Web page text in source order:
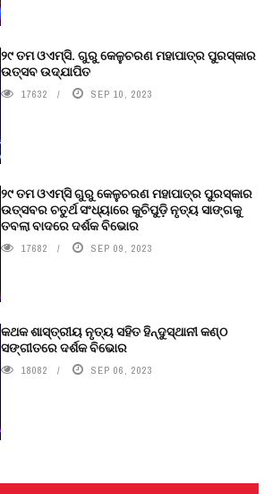
୨୯ ତମ ଓଏମ୍‌ସି. ଗୁରୁ କେଳୁଚରଣ ମହାପାତ୍ର ପୁରସ୍କାର
ଉତ୍ସବ ଉଦ୍‍ଯାପିତ
17632 SEP 10, 2023
୨୯ ତମ ଓଏମ୍‌ସି ଗୁରୁ କେଳୁଚରଣ ମହାପାତ୍ର ପୁରସ୍କାର
ଉତ୍ସବର ଚତୁର୍ଥ ସଂଧ୍ୟାରେ କୁଚିପୁଡ଼ି ନୃତ୍ୟ ସାଙ୍ଗକୁ
ତବଲା ବାଦରେ ଦର୍ଶକ ବିଭୋର
17682 SEP 09, 2023
କଥକ ଶାସ୍ତ୍ରୀୟ ନୃତ୍ୟ ସହିତ ହିନ୍ଦୁସ୍ଥାନୀ କଣ୍ଠ
ସଙ୍ଗୀତରେ ଦର୍ଶକ ବିଭୋର
18082 SEP 06, 2023